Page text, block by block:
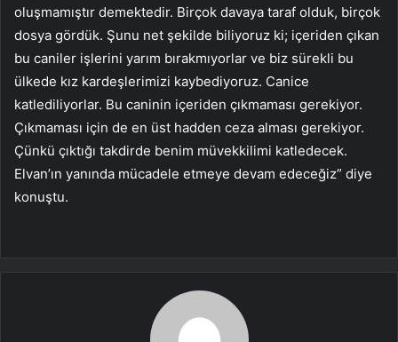
oluşmamıştır demektedir. Birçok davaya taraf olduk, birçok
dosya gördük. Şunu net şekilde biliyoruz ki; içeriden çıkan
bu caniler işlerini yarım bırakmıyorlar ve biz sürekli bu
ülkede kız kardeşlerimizi kaybediyoruz. Canice
katlediliyorlar. Bu caninin içeriden çıkmaması gerekiyor.
Çıkmaması için de en üst hadden ceza alması gerekiyor.
Çünkü çıktığı takdirde benim müvekkilimi katledecek.
Elvan’ın yanında mücadele etmeye devam edeceğiz” diye
konuştu.